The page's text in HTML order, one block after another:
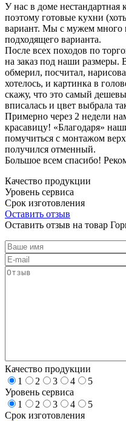
У нас в доме нестандартная
поэтому готовые кухни
вариант. Мы с мужем много
подходящего варианта.
После всех походов по
на заказ под наши размеры.
обмерил, посчитал,
хотелось, и картинка в
скажу, что это самый
вписалась и цвет выбрала
Примерно через 2 недели
красавицу! «Благодаря»
помучиться с монтажом
получился отменный.
Большое всем спасибо!
Качество продукции
Уровень сервиса
Срок изготовления
Оставить отзыв
Оставить отзыв на товар
Качество продукции
1
2 3 4
5
Уровень сервиса
1
2 3 4
5
Срок изготовления